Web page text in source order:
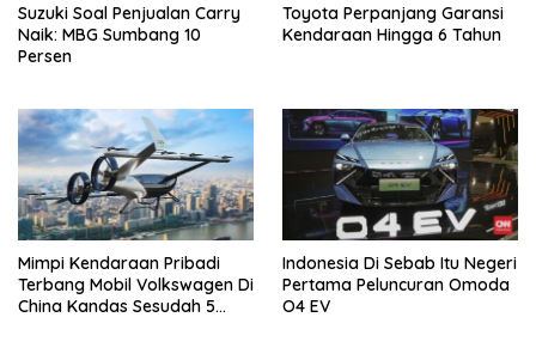
Suzuki Soal Penjualan Carry
Naik: MBG Sumbang 10
Persen
Toyota Perpanjang Garansi
Kendaraan Hingga 6 Tahun
Mimpi Kendaraan Pribadi
Terbang Mobil Volkswagen Di
China Kandas Sesudah 5
Indonesia Di Sebab Itu Negeri
Pertama Peluncuran Omoda
O4 EV